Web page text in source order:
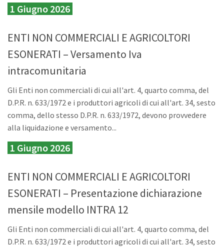
1 Giugno 2026
ENTI NON COMMERCIALI E AGRICOLTORI
ESONERATI – Versamento Iva
intracomunitaria
Gli Enti non commerciali di cui all'art. 4, quarto comma, del
D.P.R. n. 633/1972 e i produttori agricoli di cui all'art. 34, sesto
comma, dello stesso D.P.R. n. 633/1972, devono provvedere
alla liquidazione e versamento...
1 Giugno 2026
ENTI NON COMMERCIALI E AGRICOLTORI
ESONERATI – Presentazione dichiarazione
mensile modello INTRA 12
Gli Enti non commerciali di cui all'art. 4, quarto comma, del
D.P.R. n. 633/1972 e i produttori agricoli di cui all'art. 34, sesto